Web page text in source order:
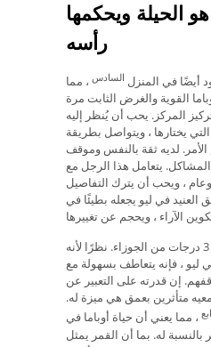
الحيلة ويحكمها
رأسه
في المنزل السادس ، مما
القوية والغرض الثابت مرة
المركز. يحب أن يُنظر إليه
يختارها ، ويتواصل بطريقة
الأمر. لديه ثقة بالنفس وموقف
يتعامل هذا الرجل مع
، ويحب أن يترك التفاصيل
العنيد في ليو يجعله بطيئًا في
القمر باراك أوباما هو في 3 درجات من الجوزاء. نظرًا لأنه
، فإنه يتعاطف بسهولة مع
إن قدرته على التعبير عن
متأثرين بعمق هي ميزة له.
، مما يعني أن حياة أوباما في
له. بما أن القمر يمثل